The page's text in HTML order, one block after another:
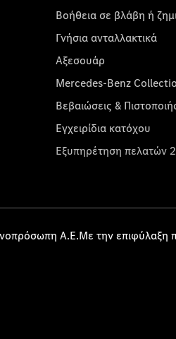
Βοήθεια σε βλάβη ή
Γνήσια ανταλλακτικά
Αξεσουάρ
Mercedes-Benz
Βεβαιώσεις &
Εγχειρίδια κατόχου
Εξυπηρέτηση πελατών
Α.Ε.Με την επιφύλαξη